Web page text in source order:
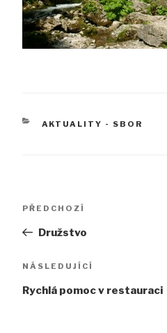
RUBRIKY
AKTUALITY - SBOR
příspěvek
Předchozí
PŘEDCHOZÍ
Družstvo
Následující
NÁSLEDUJÍCÍ
Rychlá pomoc v restauraci